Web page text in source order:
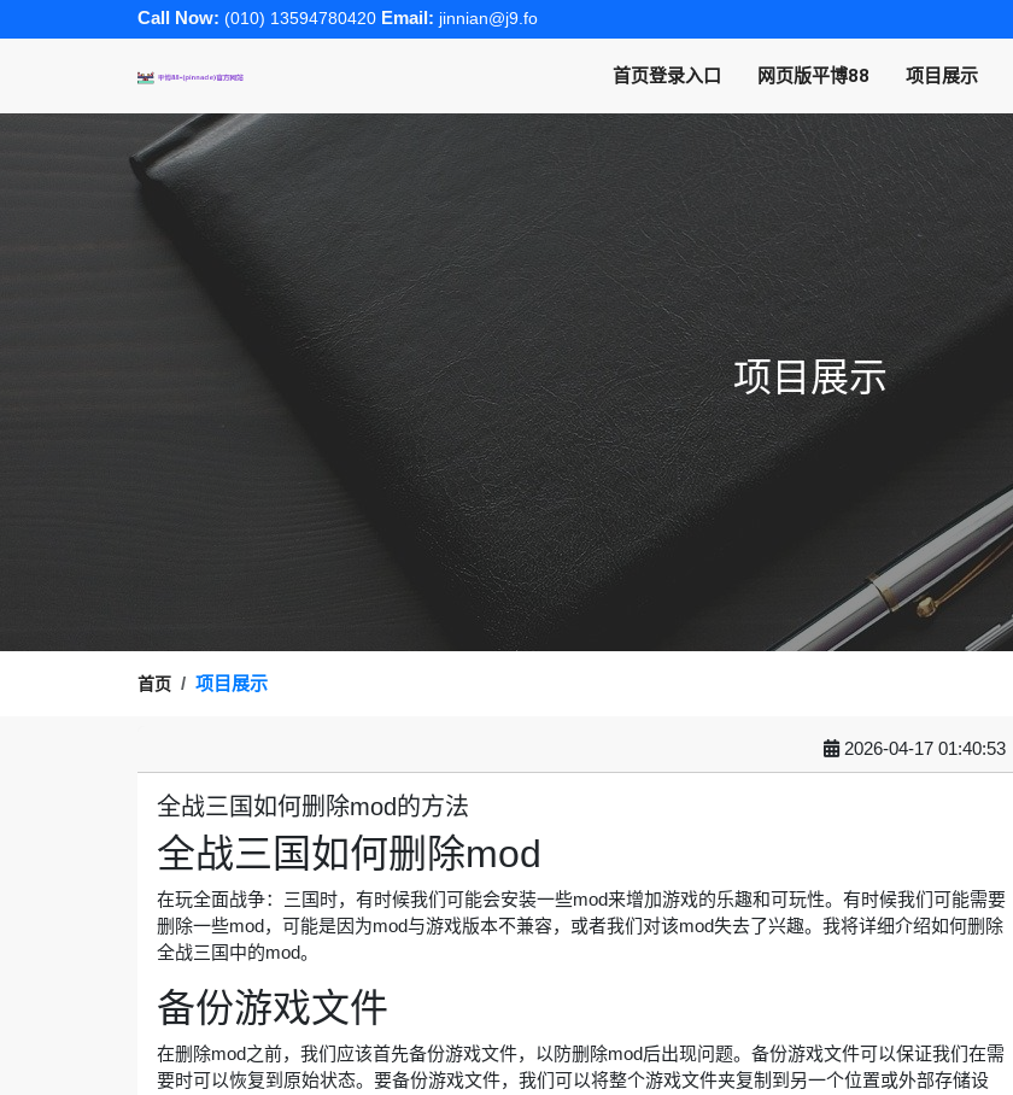
Call Now: (010) 13594780420 Email: jinnian@j9.fo
首页登录入口 网页版平博88 项目展示
项目展示
首页 项目展示
2026-04-17 01:40:53
全战三国如何删除mod的方法
全战三国如何删除mod
在玩全面战争：三国时，有时候我们可能会安装一些mod来增加游戏的乐趣和可玩性。有时候我们可能需要
删除一些mod，可能是因为mod与游戏版本不兼容，或者我们对该mod失去了兴趣。我将详细介绍如何删除
全战三国中的mod。
备份游戏文件
在删除mod之前，我们应该首先备份游戏文件，以防删除mod后出现问题。备份游戏文件可以保证我们在需
要时可以恢复到原始状态。要备份游戏文件，我们可以将整个游戏文件夹复制到另一个位置或外部存储设